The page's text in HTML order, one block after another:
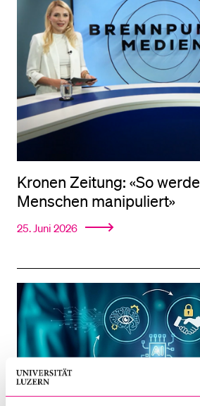
Kronen Zeitung: «So
Menschen manipuliert»
25. Juni 2026